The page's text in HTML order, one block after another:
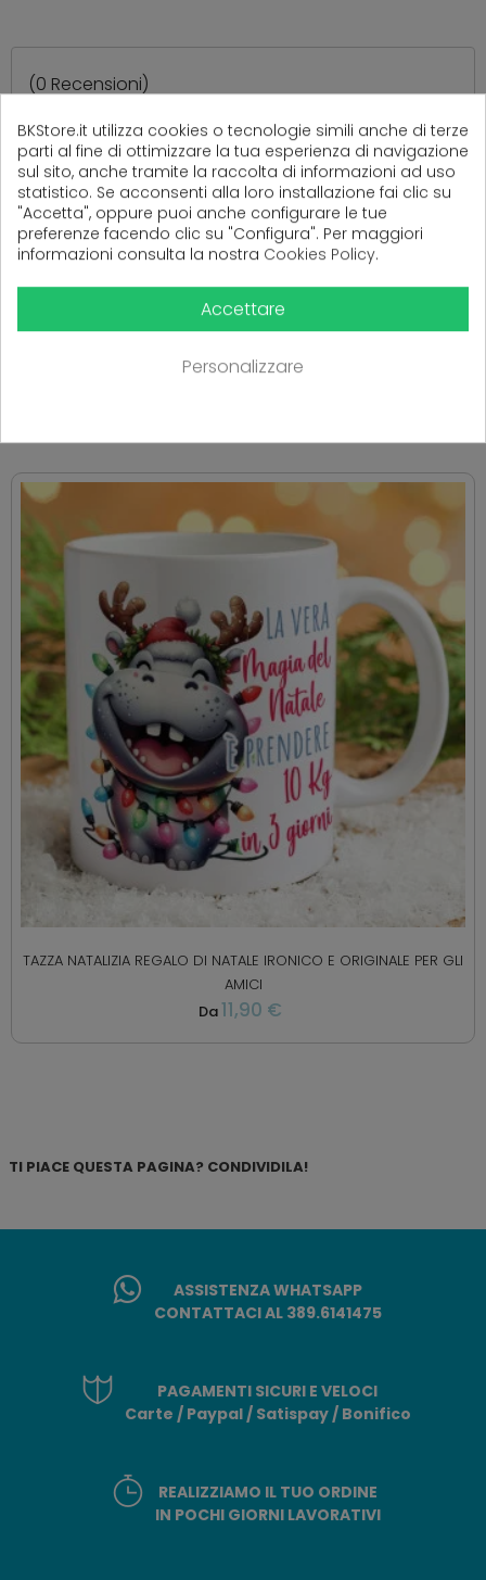
(0 Recensioni)
Ancora nessuna recensione da parte degli utenti.
PRODOTTI CORRELATI
TAZZA NATALIZIA REGALO DI NATALE IRONICO E ORIGINALE PER GLI
AMICI
Da11,90 €
TI PIACE QUESTA PAGINA? CONDIVIDILA!
ASSISTENZA WHATSAPP
CONTATTACI AL 389.6141475
PAGAMENTI SICURI E VELOCI
Carte / Paypal / Satispay / Bonifico
REALIZZIAMO IL TUO ORDINE
IN POCHI GIORNI LAVORATIVI
BKStore.it utilizza cookies o tecnologie simili anche di terze
parti al fine di ottimizzare la tua esperienza di navigazione
sul sito, anche tramite la raccolta di informazioni ad uso
statistico. Se acconsenti alla loro installazione fai clic su
"Accetta", oppure puoi anche configurare le tue
preferenze facendo clic su "Configura". Per maggiori
informazioni consulta la nostra Cookies Policy.
Accettare
Personalizzare